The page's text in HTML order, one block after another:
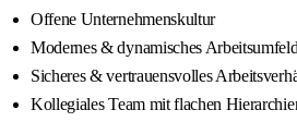
Offene Unternehmenskultur
Modernes & dynamisches Arbeitsumfeld
Sicheres & vertrauensvolles
Kollegiales Team mit flachen